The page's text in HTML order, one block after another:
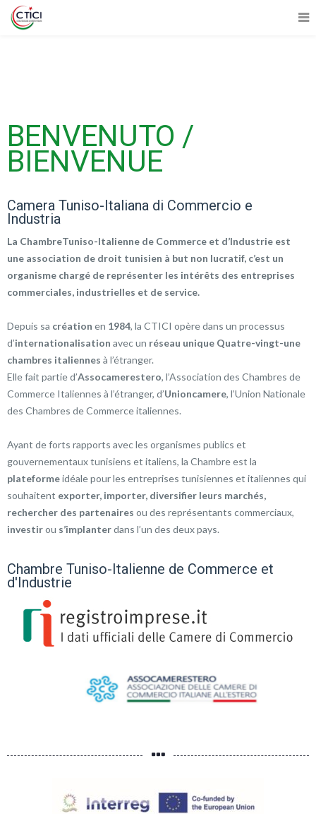
[rev_slider 1]
BENVENUTO /
BIENVENUE
Camera Tuniso-Italiana di Commercio e
Industria
La ChambreTuniso-Italienne de Commerce et d’Industrie est
une association de droit tunisien à but non lucratif, c’est un
organisme chargé de représenter les intérêts des entreprises
commerciales, industrielles et de service.
Depuis sa création en 1984, la CTICI opère dans un processus
d’internationalisation avec un réseau unique Quatre-vingt-une
chambres italiennes à l’étranger.
Elle fait partie d’Assocamerestero, l’Association des Chambres de
Commerce Italiennes à l’étranger, d’Unioncamere, l’Union Nationale
des Chambres de Commerce italiennes.
Ayant de forts rapports avec les organismes publics et
gouvernementaux tunisiens et italiens, la Chambre est la
plateformeidéale pour les entreprises tunisiennes et italiennes qui
souhaitent exporter, importer, diversifier leurs marchés,
rechercher des partenaires ou des représentants commerciaux,
investirou s’implanterdans l’un des deux pays.
Chambre Tuniso-Italienne de Commerce et
d'Industrie